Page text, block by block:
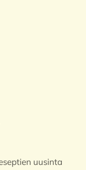
uusinta